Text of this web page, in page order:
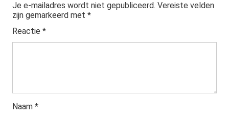
Je e-mailadres wordt niet gepubliceerd. Vereiste velden
zijn gemarkeerd met *
Reactie *
Naam *